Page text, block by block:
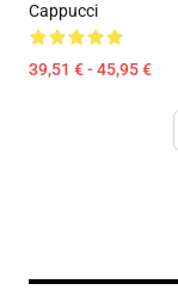
Cappucci
39,51 € - 45,95 €